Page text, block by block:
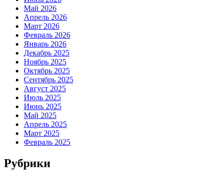
Май 2026
Апрель 2026
Март 2026
Февраль 2026
Январь 2026
Декабрь 2025
Ноябрь 2025
Октябрь 2025
Сентябрь 2025
Август 2025
Июль 2025
Июнь 2025
Май 2025
Апрель 2025
Март 2025
Февраль 2025
Рубрики